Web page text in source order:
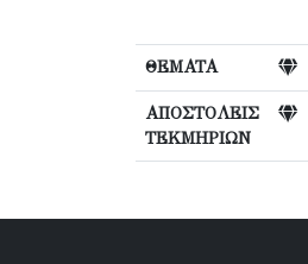
ΘΕΜΑΤΑ
ΑΠΟΣΤΟΛΕΙΣ
ΤΕΚΜΗΡΙΩΝ